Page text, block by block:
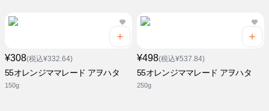
¥308(税込¥332.64)
55オレンジママレード アヲハタ
150g
¥498(税込¥537.84)
55オレンジママレード アヲハタ
250g